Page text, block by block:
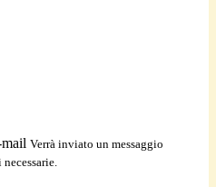
Verrà inviato un messaggio